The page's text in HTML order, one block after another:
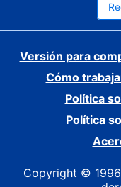
Versión para
Cómo
Política
Política
Copyright ©